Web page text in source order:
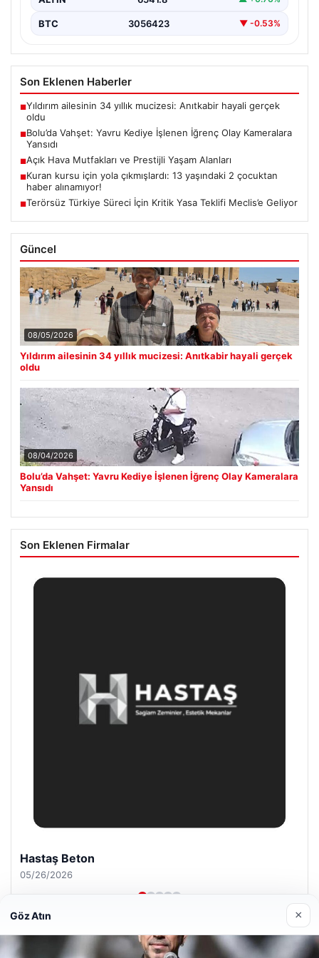
BTC 3056423 ▼ -0.53%
Son Eklenen Haberler
■Yıldırım ailesinin 34 yıllık mucizesi: Anıtkabir hayali gerçek
oldu
■Bolu’da Vahşet: Yavru Kediye İşlenen İğrenç Olay Kameralara
Yansıdı
■Açık Hava Mutfakları ve Prestijli Yaşam Alanları
■Kuran kursu için yola çıkmışlardı: 13 yaşındaki 2 çocuktan
haber alınamıyor!
■Terörsüz Türkiye Süreci İçin Kritik Yasa Teklifi Meclis’e Geliyor
Güncel
08/05/2026
Yıldırım ailesinin 34 yıllık mucizesi: Anıtkabir hayali gerçek
oldu
08/04/2026
Bolu’da Vahşet: Yavru Kediye İşlenen İğrenç Olay Kameralara
Yansıdı
Son Eklenen Firmalar
Prenses Night Club
04/29/2026
Göz Atın ×